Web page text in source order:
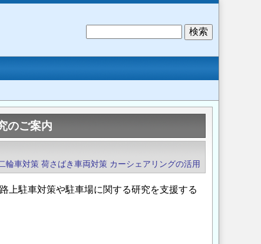
のご案内
輪車対策 荷さばき車両対策 カーシェアリングの活用
上駐車対策や駐車場に関する研究を支援する